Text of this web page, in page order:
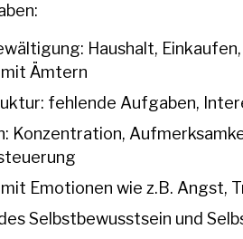
Haushalt,
Ämtern
fehlende Aufgaben,
Konzentration,
Emotionen wie z.B. Angst,
Selbstbewusstsein und